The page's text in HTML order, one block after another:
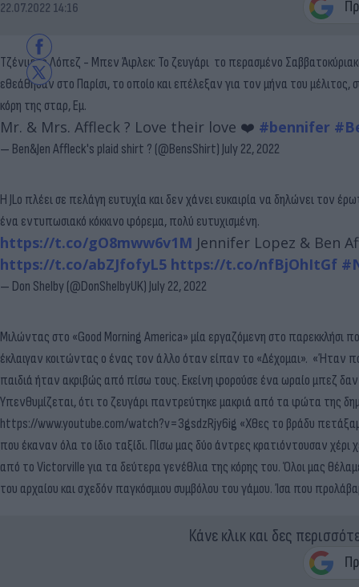
22.07.2022 14:16
Τζένιφερ Λόπεζ - Μπεν Άφλεκ: Το ζευγάρι το περασμένο
εθεάθησαν στο Παρίσι, το οποίο και επέλεξαν για τον μήνα του
κόρη της σταρ, Εμ.
Mr. & Mrs. Affleck ? Love their love ❤️ #bennifer
— Ben&Jen Affleck's plaid shirt ? (@BensShirt) July 22, 2022
Η JLo πλέει σε πελάγη ευτυχία και δεν χάνει ευκαιρία να δηλώνει
ένα εντυπωσιακό κόκκινο φόρεμα, πολύ ευτυχισμένη.
https://t.co/gO8mww6v1M Jennifer Lopez & Ben
https://t.co/abZJfofyL5 https://t.co/nfBjOhItGf
— Don Shelby (@DonShelbyUK) July 22, 2022
Μιλώντας στο «Good Morning America» μία εργαζόμενη στο
έκλαιγαν κοιτώντας ο ένας τον άλλο όταν είπαν το «Δέχομαι». «Ήταν
παιδιά ήταν ακριβώς από πίσω τους. Εκείνη φορούσε ένα ωραίο μπεζ
Υπενθυμίζεται, ότι το ζευγάρι παντρεύτηκε μακριά από τα φώτα της
https://www.youtube.com/watch?v=3gsdzRjy6ig «Χθες το βράδυ
που έκαναν όλα το ίδιο ταξίδι. Πίσω μας δύο άντρες κρατιόντουσαν
από το Victorville για τα δεύτερα γενέθλια της κόρης του. Όλοι μας
του αρχαίου και σχεδόν παγκόσμιου συμβόλου του γάμου. Ίσα που
Κάνε κλικ και δες